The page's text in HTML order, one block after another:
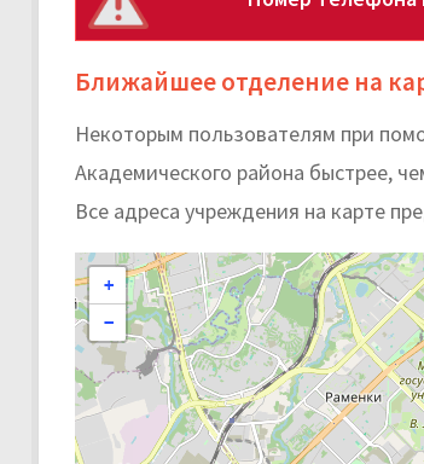
Ближайшее отделение на
Некоторым пользователям при
Академического района быстрее,
Все адреса учреждения на карте
+
−